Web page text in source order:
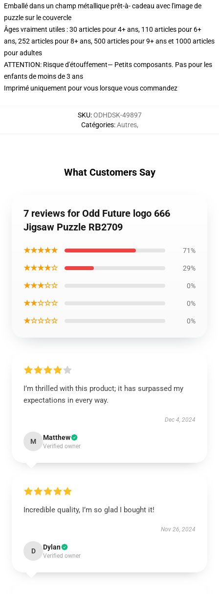
Emballé dans un champ métallique prêt-à- cadeau avec l'image de
puzzle sur le couvercle
Âges vraiment utiles : 30 articles pour 4+ ans, 110 articles pour 6+
ans, 252 articles pour 8+ ans, 500 articles pour 9+ ans et 1000 articles
pour adultes
ATTENTION: Risque d'étouffement— Petits composants. Pas pour les
enfants de moins de 3 ans
Imprimé uniquement pour vous lorsque vous commandez
SKU:ODHDSK-49897
Catégories:Autres,
What Customers Say
7 reviews for Odd Future logo 666
Jigsaw Puzzle RB2709
★★★★★ 71%
★★★★☆ 29%
★★★☆☆ 0%
★★☆☆☆ 0%
★☆☆☆☆ 0%
I’m thrilled with this product; it has surpassed my
expectations in every way.
Dec 4, 2024
M Matthew
Verified owner
Incredible quality, I’m so glad I bought it!
Nov 26, 2024
D Dylan
Verified owner